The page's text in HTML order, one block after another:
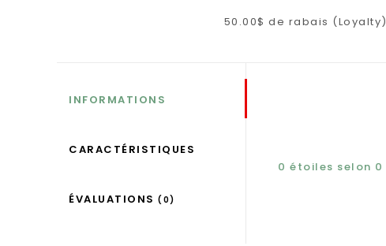
50.00$ de rabais (Loyalty)
INFORMATIONS
CARACTÉRISTIQUES
ÉVALUATIONS (0)
0 étoiles selon 0